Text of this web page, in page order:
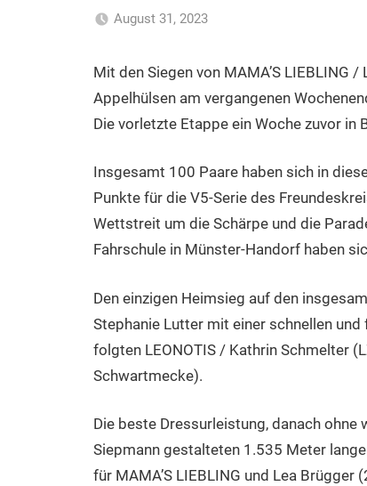
August 31, 2023
Kurk
Mit den Siegen von MAMA’S LIEBLING
Appelhülsen am vergangenen
Die vorletzte Etappe ein Woche zuvor in
Insgesamt 100 Paare haben sich in
Punkte für die V5-Serie des
Wettstreit um die Schärpe und die
Fahrschule in Münster-Handorf haben
Den einzigen Heimsieg auf den
Stephanie Lutter mit einer schnellen
folgten LEONOTIS / Kathrin Schmelter
Schwartmecke).
Die beste Dressurleistung, danach
Siepmann gestalteten 1.535 Meter
für MAMA’S LIEBLING und Lea